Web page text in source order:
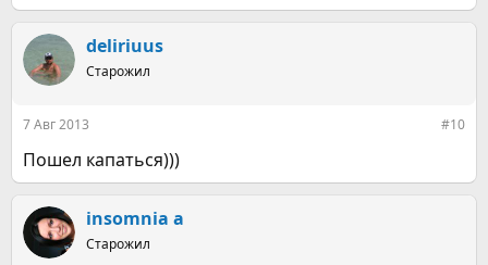
deliriuus
Старожил
7 Авг 2013 #10
Пошел капаться)))
insomnia а
Старожил